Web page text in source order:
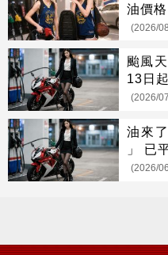
油價
(2026/
颱風
13日
(2026/
油來
」 已
(2026/